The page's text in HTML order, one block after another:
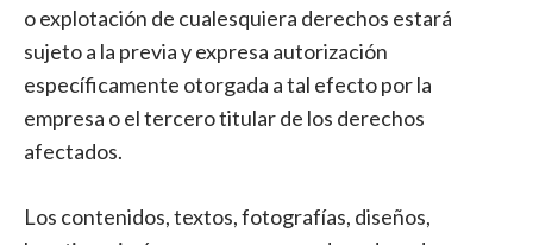
o explotación de cualesquiera derechos estará
sujeto a la previa y expresa autorización
específicamente otorgada a tal efecto por la
empresa o el tercero titular de los derechos
afectados.
Los contenidos, textos, fotografías, diseños,